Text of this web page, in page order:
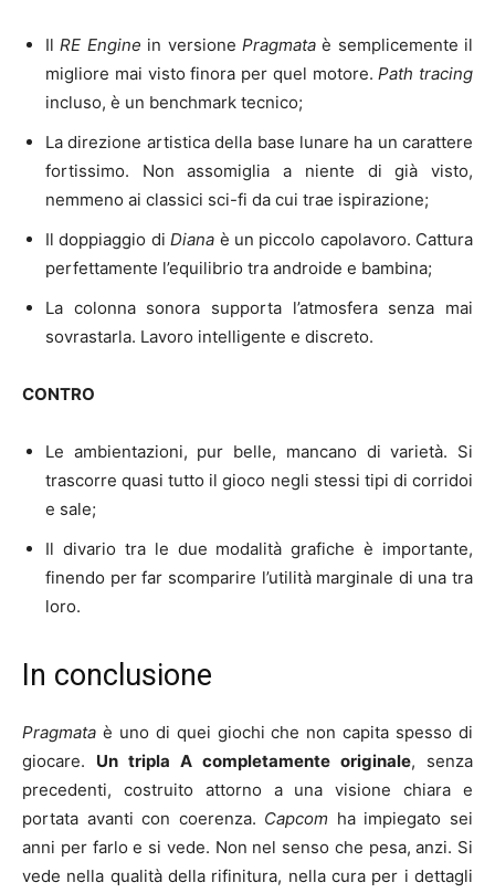
IlRE Engine in versione Pragmataè semplicemente il
migliore mai visto finora per quel motore.Path tracing
incluso, è un benchmark tecnico;
La direzione artistica della base lunare ha un carattere
fortissimo. Non assomiglia a niente di già visto,
nemmeno ai classici sci-fi da cui trae ispirazione;
Il doppiaggio diDiana è un piccolo capolavoro. Cattura
perfettamente l’equilibrio tra androide e bambina;
La colonna sonora supporta l’atmosfera senza mai
sovrastarla. Lavoro intelligente e discreto.
CONTRO
Le ambientazioni, pur belle, mancano di varietà. Si
trascorre quasi tutto il gioco negli stessi tipi di corridoi
e sale;
Il divario tra le due modalità grafiche è importante,
finendo per far scomparire l’utilità marginale di una tra
loro.
In conclusione
Pragmata è uno di quei giochi che non capita spesso di
giocare. Un tripla A completamente originale, senza
precedenti, costruito attorno a una visione chiara e
portata avanti con coerenza. Capcom ha impiegato sei
anni per farlo e si vede. Non nel senso che pesa, anzi. Si
vede nella qualità della rifinitura, nella cura per i dettagli